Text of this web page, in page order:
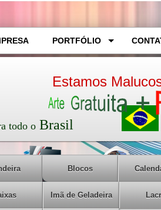
PORTFÓLIO
Estamos
todo oBrasil
Blocos
Imã de Geladeira